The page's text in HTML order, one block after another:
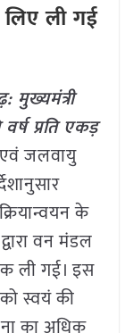
ली गई
मुख्यमंत्री
प्रति एकड़
जलवायु
के
वन मंडल
ली गई। इस
स्वयं की